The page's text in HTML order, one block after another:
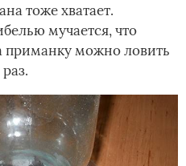
тоже хватает.
мучается, что
приманку можно ловить